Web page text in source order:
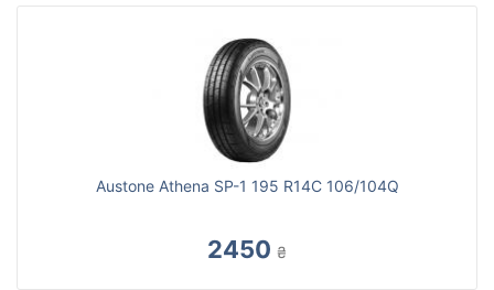
Austone Athena SP-1 195 R14C 106/104Q
2450 ₴